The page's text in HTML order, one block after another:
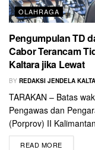
OLAHRAGA
Pengumpulan TD
Cabor Terancam
Kaltara jika Lewat
BY REDAKSI JENDELA
TARAKAN – Batas
Pengawas dan
(Porprov) II
READ MORE